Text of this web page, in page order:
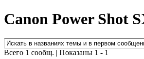
Canon Power Shot
Всего 1 сообщ. | Показаны 1 - 1